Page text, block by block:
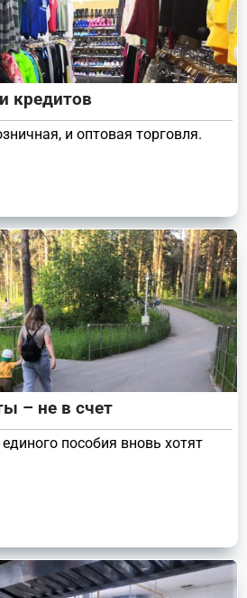
кредитов
и оптовая торговля.
– не в счет
пособия вновь хотят